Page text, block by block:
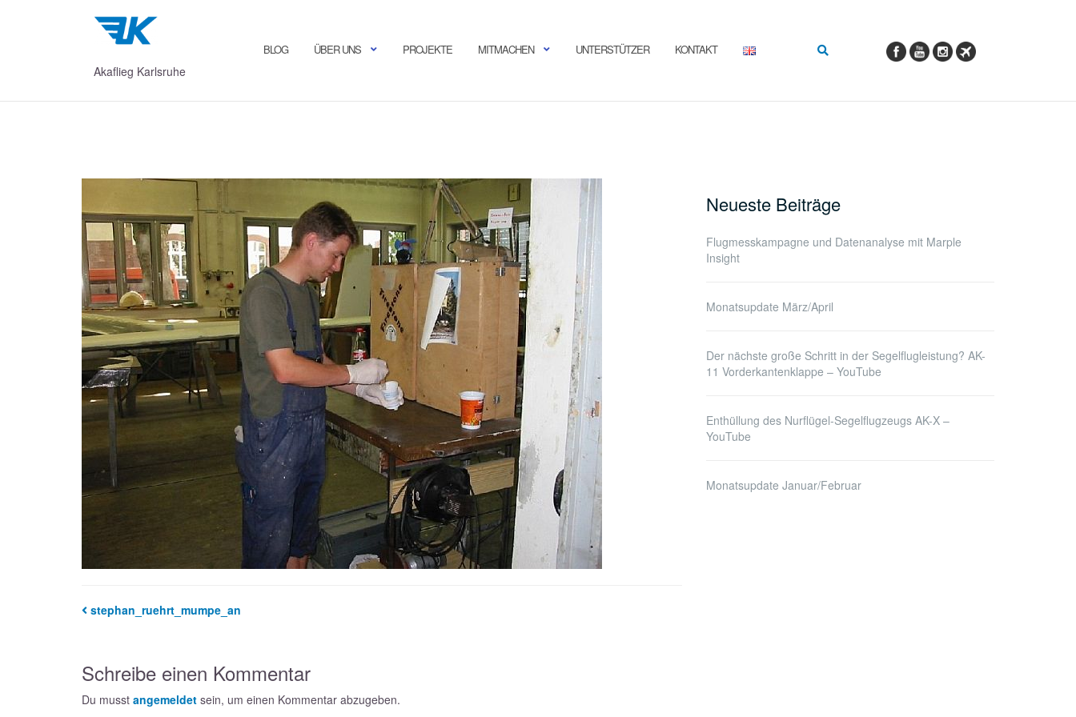
Akaflieg Karlsruhe
BLOG ÜBER UNS PROJEKTE MITMACHEN UNTERSTÜTZER KONTAKT
stephan_ruehrt_mumpe_an
Schreibe einen Kommentar
Du musst angemeldet sein, um einen Kommentar abzugeben.
Neueste Beiträge
Flugmesskampagne und Datenanalyse mit Marple
Insight
Monatsupdate März/April
Der nächste große Schritt in der Segelflugleistung? AK-
11 Vorderkantenklappe – YouTube
Enthüllung des Nurflügel-Segelflugzeugs AK-X –
YouTube
Monatsupdate Januar/Februar